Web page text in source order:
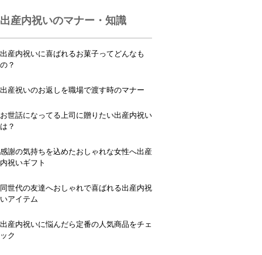
出産内祝いのマナー・知識
出産内祝いに喜ばれるお菓子ってどんなも
の？
出産祝いのお返しを職場で渡す時のマナー
お世話になってる上司に贈りたい出産内祝い
は？
感謝の気持ちを込めたおしゃれな女性へ出産
内祝いギフト
同世代の友達へおしゃれで喜ばれる出産内祝
いアイテム
出産内祝いに悩んだら定番の人気商品をチェ
ック